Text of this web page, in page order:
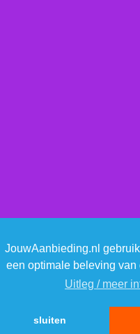
JouwAanbieding.nl
een optimale beleving van
Uitleg / meer
sluiten